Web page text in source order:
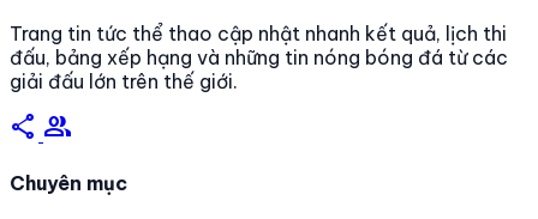
Trang tin tức thể thao cập nhật nhanh kết quả, lịch thi
đấu, bảng xếp hạng và những tin nóng bóng đá từ các
giải đấu lớn trên thế giới.
share group
Chuyên mục